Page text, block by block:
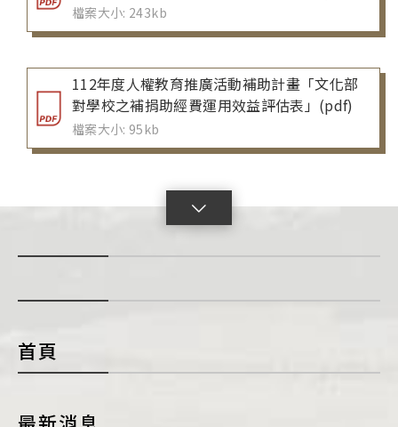
檔案大小: 243kb
112年度人權教育推廣活動補助計畫「文化部
對學校之補捐助經費運用效益評估表」(pdf)
檔案大小: 95kb
首頁